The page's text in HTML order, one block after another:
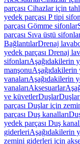
parçası Cihazlar için
yedek parçası P tipi
parçası Gömme sifonlar
parçası Sıva üstü
BağlantılarDrenaj
yedek parçası Drenaj
sifonlarıAşağıdakilerin
manşonuAşağıdakilerin
vanalarıAşağıdakilerin
vanalarıAksesuarlar
ve küvetlerDuşlar
parçası Duşlar için
parçası Duş kanalları
yedek parçası Duş
giderleriAşağıdakilerin
zemini giderleri için